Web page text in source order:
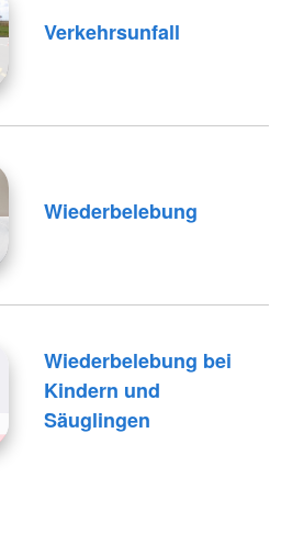
Verkehrsunfall
Wiederbelebung
Wiederbelebung bei
Kindern und
Säuglingen